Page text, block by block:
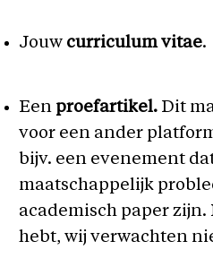
Jouw curriculum vitae.
Een proefartikel. Dit
voor een ander
bijv. een evenement
maatschappelijk
academisch paper
hebt, wij verwachten